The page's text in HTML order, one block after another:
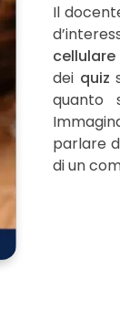
Il
cellulare
dei quiz
quanto
parlare
di un